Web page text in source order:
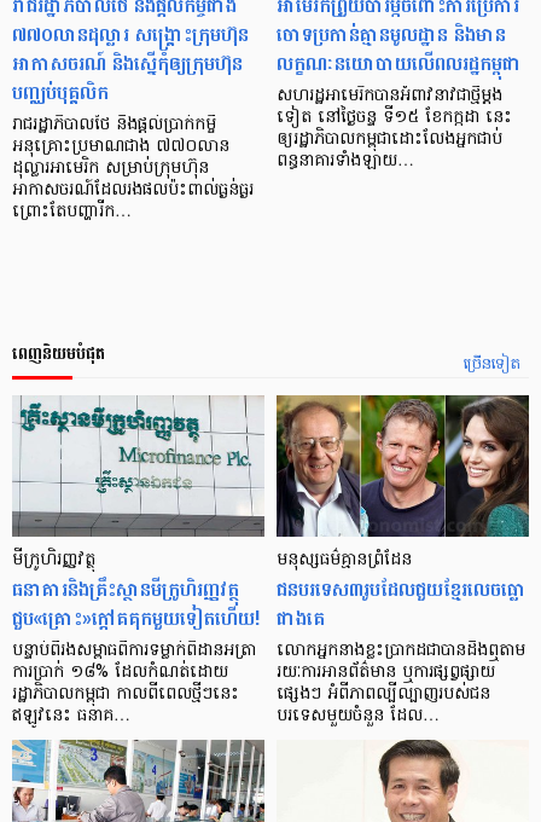
៧៧០លានដុល្លារ សង្គ្រោះក្រុមហ៊ុន
អាកាសចរណ៍ និងស្នើកុំឲ្យក្រុមហ៊ុន
បញ្ឈប់បុគ្គលិក
រាជរដ្ឋាភិបាលថៃ នឹងផ្ដល់ប្រាក់កម្ចី
អនុគ្រោះប្រមាណជាង ៧៧០លាន
ដុល្លារអាមេរិក សម្រាប់ក្រុមហ៊ុន
អាកាសចរណ៍ដែលរងផលប៉ះពាល់ធ្ងន់ធ្ងរ
ព្រោះតែបញ្ហារីក…
ចោទ​ប្រកាន់​គ្មាន​មូលដ្ឋាន និង​មាន​
លក្ខណៈ​នយោបាយ​លើ​ពលរដ្ឋ​កម្ពុជា
សហរដ្ឋ​អាមេរិក​បាន​អំពាវនាវ​ជា​ថ្មី​ម្តង​
ទៀត នៅ​ថ្ងៃ​ចន្ទ ទី១៥ ខែ​កក្កដា នេះ
ឲ្យ​រដ្ឋាភិបាល​កម្ពុជា​ដោះលែង​អ្នក​ជាប់​
ពន្ធនាគារ​ទាំង​ឡាយ…
ច្រើនទៀត
ពេញនិយមបំផុត
មីក្រូ​ហិរញ្ញវត្ថុ
ធនាគារ​និង​គ្រឹះស្ថាន​មីក្រូ​ហិរញ្ញវត្ថុ​
ជួប«គ្រោះ»ក្តៅ​គគុក​មួយ​ទៀត​ហើយ!
បន្ទាប់​ពី​រង​សម្ពាធ​​ពី​ការ​ទម្លាក់​ពិដាន​អត្រា​
ការ​ប្រាក់ ១៨​% ដែល​កំណត់​ដោយ​
រដ្ឋាភិបាល​កម្ពុជា កាល​ពី​ពេល​ថ្មីៗ​នេះ
ឥឡូវ​នេះ ធនាគ…
មនុស្ស​ធម៌​គ្មាន​ព្រំដែន
ជន​បរទេស​៣​រូប​ដែល​ជួយ​ខ្មែរ​លេច​ធ្លោ​
ជាង​គេ
លោកអ្នក​នាង​ខ្លះ​ប្រាកដ​ជា​បាន​​ដឹង​ឮ​តាម​
រយៈ​ការ​អាន​ព័ត៌មាន ឬ​ការ​ផ្សព្វផ្សាយ​
ផ្សេងៗ អំពី​ភាព​ល្បីល្បាញ​របស់​ជន​
បរទេស​មួយ​ចំនួន ដែល…